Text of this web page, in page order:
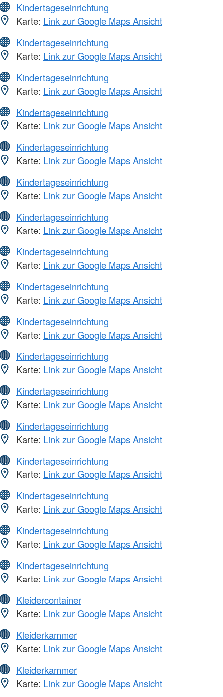
Kindertageseinrichtung
Karte: Link zur Google Maps Ansicht
Kindertageseinrichtung
Karte: Link zur Google Maps Ansicht
Kindertageseinrichtung
Karte: Link zur Google Maps Ansicht
Kindertageseinrichtung
Karte: Link zur Google Maps Ansicht
Kindertageseinrichtung
Karte: Link zur Google Maps Ansicht
Kindertageseinrichtung
Karte: Link zur Google Maps Ansicht
Kindertageseinrichtung
Karte: Link zur Google Maps Ansicht
Kindertageseinrichtung
Karte: Link zur Google Maps Ansicht
Kindertageseinrichtung
Karte: Link zur Google Maps Ansicht
Kindertageseinrichtung
Karte: Link zur Google Maps Ansicht
Kindertageseinrichtung
Karte: Link zur Google Maps Ansicht
Kindertageseinrichtung
Karte: Link zur Google Maps Ansicht
Kindertageseinrichtung
Karte: Link zur Google Maps Ansicht
Kindertageseinrichtung
Karte: Link zur Google Maps Ansicht
Kindertageseinrichtung
Karte: Link zur Google Maps Ansicht
Kindertageseinrichtung
Karte: Link zur Google Maps Ansicht
Kindertageseinrichtung
Karte: Link zur Google Maps Ansicht
Kleidercontainer
Karte: Link zur Google Maps Ansicht
Kleiderkammer
Karte: Link zur Google Maps Ansicht
Kleiderkammer
Karte: Link zur Google Maps Ansicht